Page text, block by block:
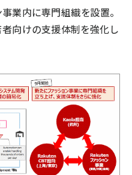
業内に専門組織を設置。
者向けの支援体制を強化し